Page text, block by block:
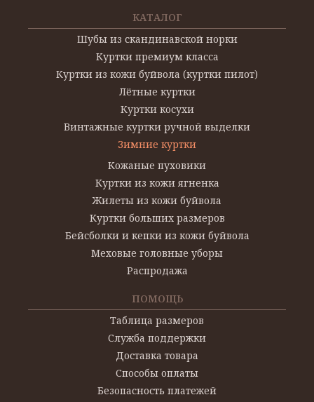
КАТАЛОГ
Шубы из скандинавской норки
Куртки премиум класса
Куртки из кожи буйвола (куртки пилот)
Лётные куртки
Куртки косухи
Винтажные куртки ручной выделки
Зимние куртки
Кожаные пуховики
Куртки из кожи ягненка
Жилеты из кожи буйвола
Куртки больших размеров
Бейсболки и кепки из кожи буйвола
Меховые головные уборы
Распродажа
ПОМОЩЬ
Таблица размеров
Служба поддержки
Доставка товара
Способы оплаты
Безопасность платежей